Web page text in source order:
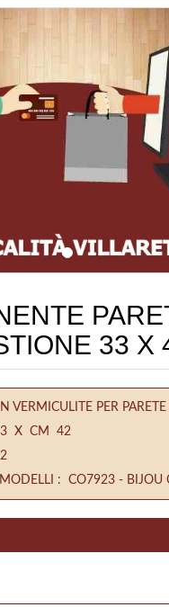
33 X
VERMICULITE PER
X CM 42
: CO7923 - BIJOU